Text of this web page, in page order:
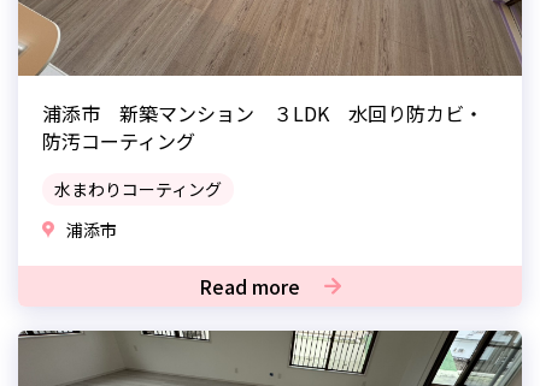
浦添市 新築マンション ３LDK 水回り防カビ・
防汚コーティング
水まわりコーティング
浦添市
Read more